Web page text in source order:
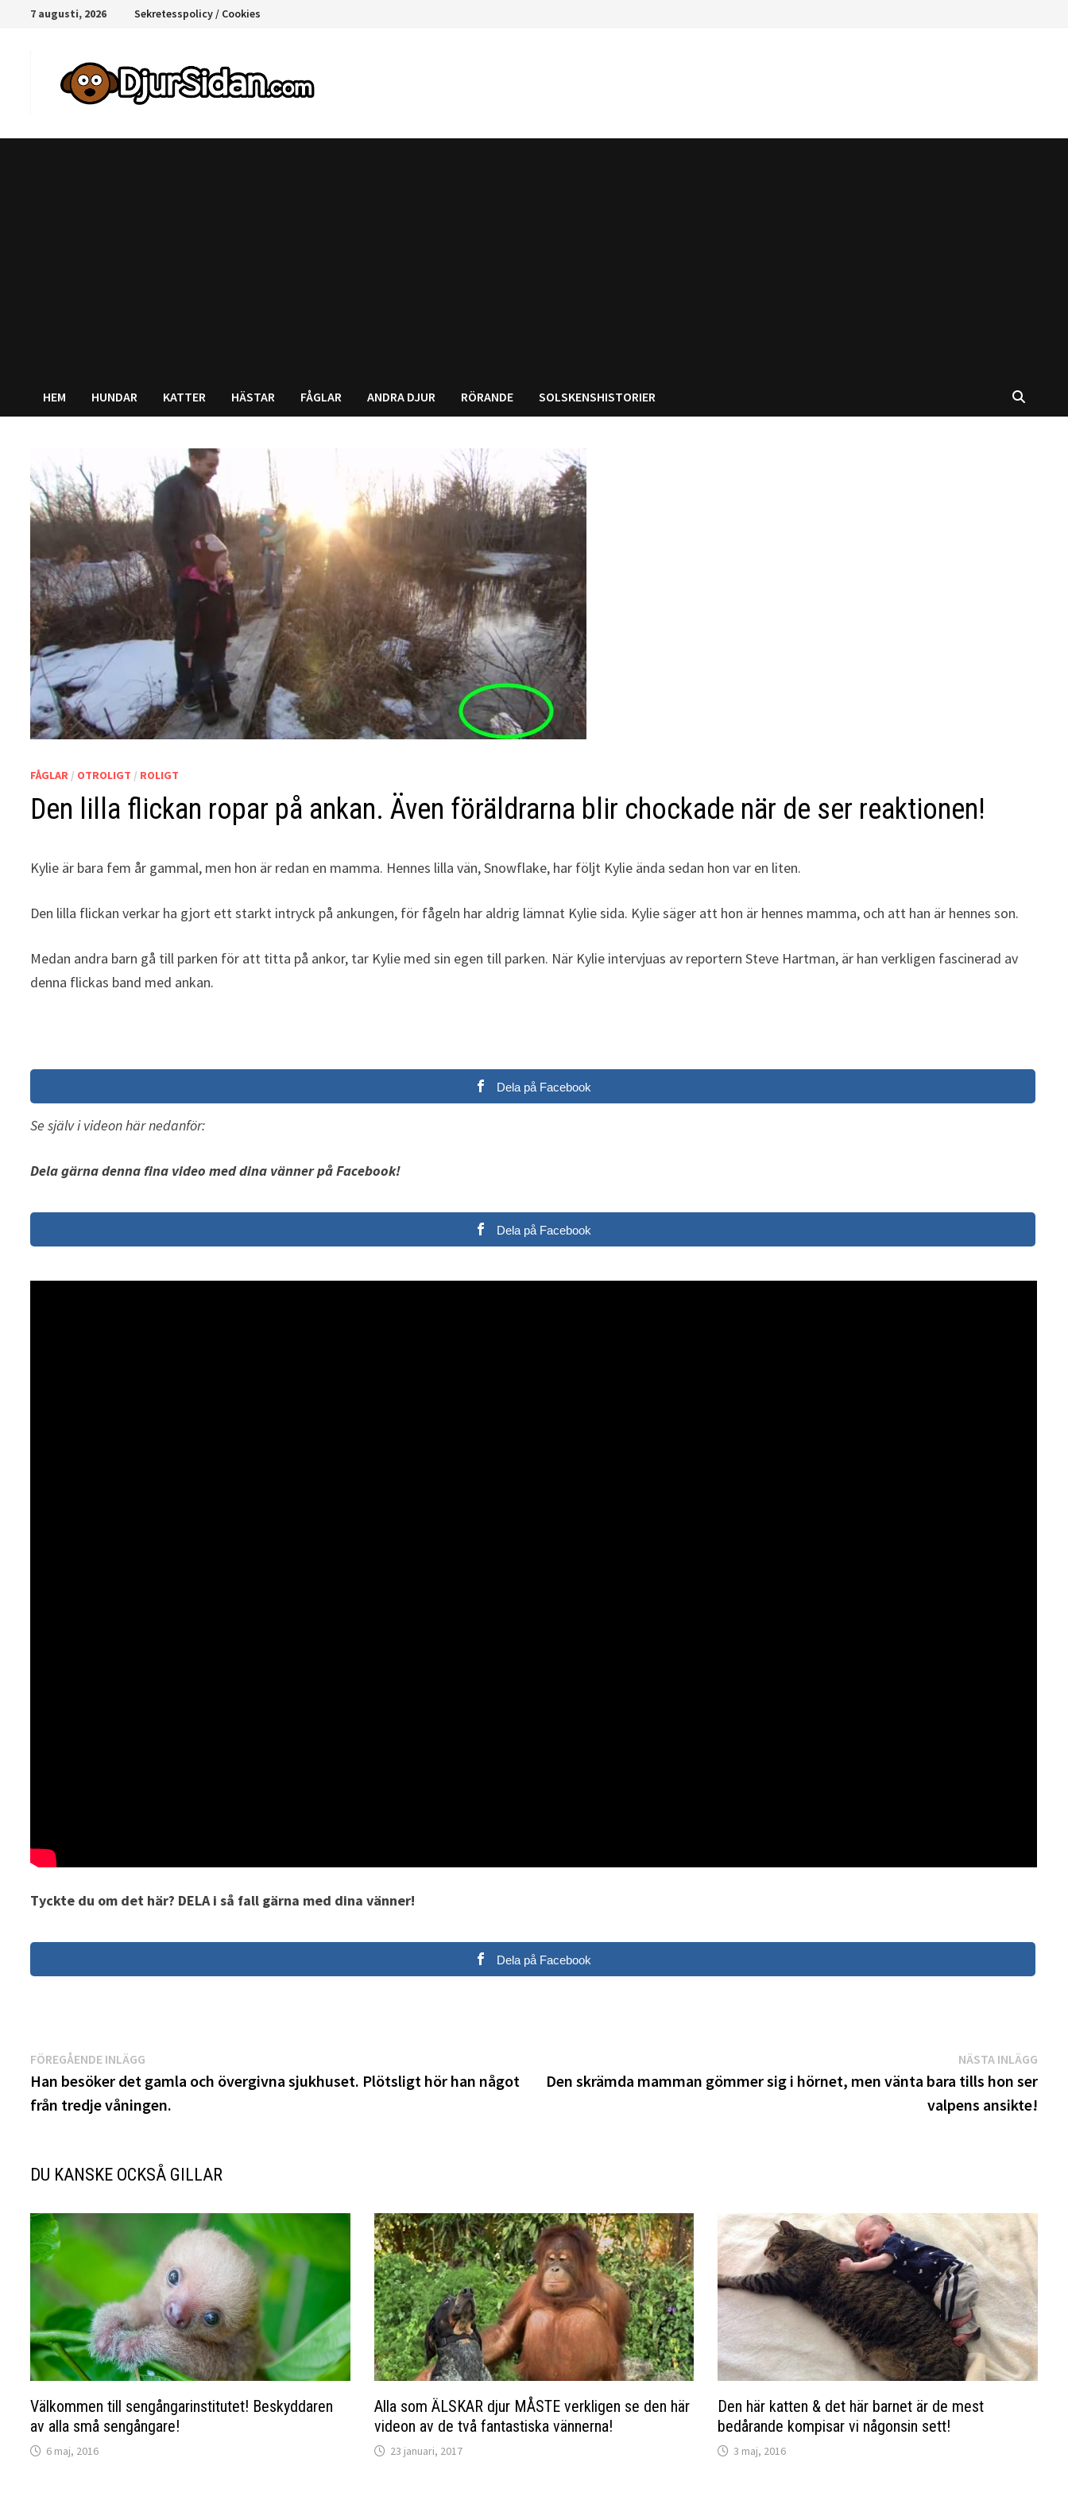
Hoppa7 augusti, 2026 Sekretesspolicy / Cookies
HEM HUNDAR KATTER HÄSTAR FÅGLAR ANDRA DJUR RÖRANDE SOLSKENSHISTORIER
FÅGLAR / OTROLIGT / ROLIGT
Den lilla flickan ropar på ankan. Även föräldrarna blir chockade när de ser reaktionen!
Kylie är bara fem år gammal, men hon är redan en mamma. Hennes lilla vän, Snowflake, har följt Kylie ända sedan hon var en liten.
Den lilla flickan verkar ha gjort ett starkt intryck på ankungen, för fågeln har aldrig lämnat Kylie sida. Kylie säger att hon är hennes mamma, och att han är hennes son.
Medan andra barn gå till parken för att titta på ankor, tar Kylie med sin egen till parken. När Kylie intervjuas av reportern Steve Hartman, är han verkligen fascinerad av
denna flickas band med ankan.
Dela på Facebook
Se själv i videon här nedanför:
Dela gärna denna fina video med dina vänner på Facebook!
Dela på Facebook
Tyckte du om det här? DELA i så fall gärna med dina vänner!
Dela på Facebook
Inläggsnavigering
FÖREGÅENDE INLÄGG
inlägg:
Han besöker det gamla och övergivna sjukhuset. Plötsligt hör han något
från tredje våningen.
NÄSTA INLÄGG
Den skrämda mamman gömmer sig i hörnet, men vänta bara tills hon ser
valpens ansikte!
DU KANSKE OCKSÅ GILLAR
Välkommen till sengångarinstitutet! Beskyddaren
av alla små sengångare!
6 maj, 2016
Alla som ÄLSKAR djur MÅSTE verkligen se den här
videon av de två fantastiska vännerna!
23 januari, 2017
Den här katten & det här barnet är de mest
bedårande kompisar vi någonsin sett!
3 maj, 2016